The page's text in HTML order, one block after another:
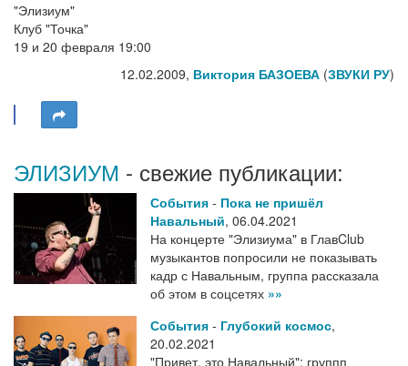
"Элизиум"
Клуб "Точка"
19 и 20 февраля 19:00
12.02.2009, Виктория БАЗОЕВА (ЗВУКИ РУ)
ЭЛИЗИУМ - свежие публикации:
События - Пока не пришёл
Навальный, 06.04.2021
На концерте "Элизиума" в ГлавClub
музыкантов попросили не показывать
кадр с Навальным, группа рассказала
об этом в соцсетях »»
События - Глубокий космос,
20.02.2021
"Привет, это Навальный": группп